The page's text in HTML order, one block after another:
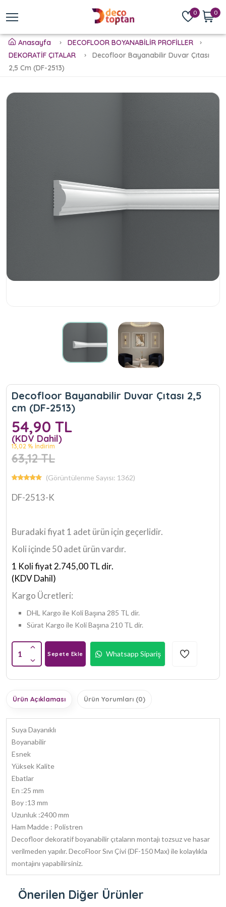
0 0
Anasayfa
DECOFLOOR BOYANABİLİR PROFİLLER
DEKORATİF ÇITALAR
Decofloor Bayanabilir Duvar Çıtası
2,5 Cm (DF-2513)
Decofloor Bayanabilir Duvar Çıtası 2,5
cm (DF-2513)
54,90 TL
(KDV Dahil)
13,02 % İndirim
63,12 TL
(Görüntülenme Sayısı: 1362)
DF-2513-K
Buradaki fiyat 1 adet ürün için geçerlidir.
Koli içinde 50 adet ürün vardır.
1 Koli fiyat 2.745,00 TL dir.
(KDV Dahil)
Kargo Ücretleri:
DHL Kargo ile Koli Başına 285 TL dir.
Sürat Kargo ile Koli Başına 210 TL dir.
1 Sepete Ekle Whatsapp Sipariş
Ürün Açıklaması Ürün Yorumları (0)
Suya Dayanıklı
Boyanabilir
Esnek
Yüksek Kalite
Ebatlar
En :25 mm
Boy :13 mm
Uzunluk :2400 mm
Ham Madde : Polistren
Decofloor dekoratif boyanabilir çıtaların montajı tozsuz ve hasar
verilmeden yapılır. DecoFloor Sıvı Çivi (DF-150 Max) ile kolaylıkla
montajını yapabilirsiniz.
Önerilen Diğer Ürünler